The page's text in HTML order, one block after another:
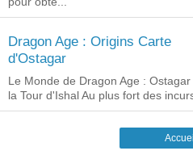
Dragon Age : Origins Carte
d'Ostagar
Le Monde de Dragon Age :
la Tour d'Ishal Au plus fort des
Accueil